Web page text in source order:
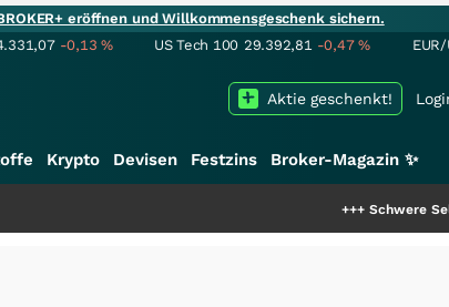
eröffnen und Willkommensgeschenk sichern.
-0,13% US Tech 100 29.392,81 -0,47% EUR/
Aktie geschenkt!
Krypto Devisen Festzins Broker-Magazin ✨
Schwere Seltene